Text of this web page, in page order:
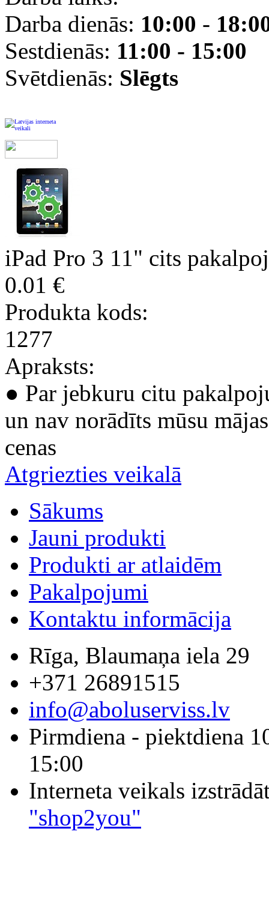
Darba dienās: 10:00 -
Sestdienās: 11:00 - 15:00
Svētdienās: Slēgts
iPad Pro 3 11" cits
0.01 €
Produkta kods:
1277
Apraksts:
● Par jebkuru citu
un nav norādīts mūsu
cenas
Atgriezties veikalā
Sākums
Jauni produkti
Produkti ar atlaidēm
Pakalpojumi
Kontaktu informācija
Rīga, Blaumaņa iela 29
+371 26891515
info@aboluserviss.lv
Pirmdiena - piektdiena
15:00
Interneta veikals
"shop2you"